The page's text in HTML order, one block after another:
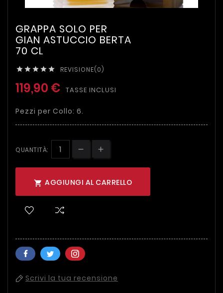
GRAPPA SOLO PER
GIAN ASTUCCIO BERTA
70 CL
     REVISIONE(0)
119,90 € TASSE INCLUSI
Pezzi per Collo: 6.
QUANTITÀ:
 AGGIUNGI AL CARRELLO
Scrivi la tua recensione